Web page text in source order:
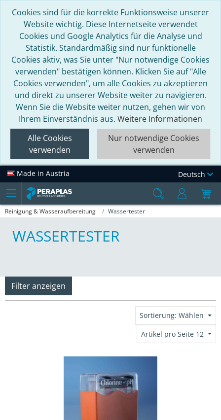
Cookies sind für die korrekte Funktionsweise unserer
Website wichtig. Diese Internetseite verwendet
Cookies und Google Analytics für die Analyse und
Statistik. Standardmäßig sind nur funktionelle
Cookies aktiv, was Sie unter "Nur notwendige Cookies
verwenden" bestätigen können. Klicken Sie auf "Alle
Cookies verwenden", um alle Cookies zu akzeptieren
und direkt zu unserer Website weiter zu navigieren.
Wenn Sie die Website weiter nutzen, gehen wir von
Ihrem Einverständnis aus. Weitere Informationen
Alle Cookies
verwenden
Nur notwendige Cookies
verwenden
Made in Austria Deutsch
Reinigung & Wasseraufbereitung Wassertester
WASSERTESTER
Filter anzeigen
Sortierung: Wählen
Artikel pro Seite 12